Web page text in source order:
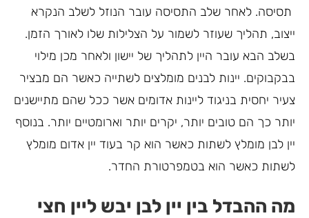
תסיסה. לאחר שלב התסיסה עובר הנוזל לשלב הנקרא
ייצוב, תהליך שעוזר לשמור על הצלילות שלו לאורך הזמן.
בשלב הבא עובר היין לתהליך של יישון ולאחר מכן מילוי
בבקבוקים. יינות לבנים מומלצים לשתייה כאשר הם מבציר
צעיר יחסית בניגוד ליינות אדומים אשר ככל שהם מתיישנים
יותר כך הם טובים יותר, יקרים יותר וארומטיים יותר. בנוסף
יין לבן מומלץ לשתות כאשר הוא קר בעוד יין אדום מומלץ
לשתות כאשר הוא בטמפרטורת החדר.
מה ההבדל בין יין לבן יבש ליין חצי